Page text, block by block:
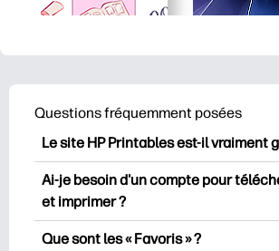
Questions fréquemment posées
Le site HP Printables est-il vraiment
HP Printables propose plus de 2500
documents imprimables gratuits à
télécharger et à imprimer. Découvrez
des pages de coloriage populaires,
Ai-je besoin d'un compte pour
et imprimer ?
Vous pouvez explorer et imprimer
Que sont les « Favoris » ?